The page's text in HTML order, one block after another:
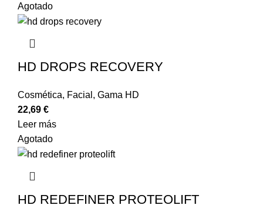
Agotado
HD DROPS RECOVERY
Cosmética, Facial , Gama HD
22,69 €
Leer más
Agotado
HD REDEFINER PROTEOLIFT